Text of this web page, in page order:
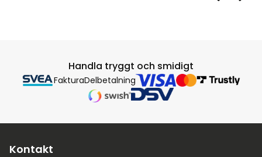
Handla tryggt och smidigt
FakturaDelbetalning
Kontakt